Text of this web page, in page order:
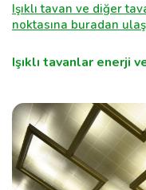
Işıklı tavan ve diğer
noktasına buradan
Işıklı tavanlar enerji